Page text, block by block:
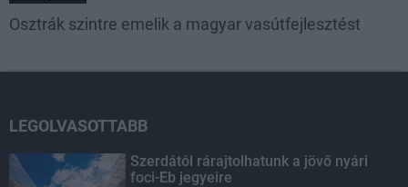
Osztrák szintre emelik a magyar vasútfejlesztést
LEGOLVASOTTABB
Szerdától rárajtolhatunk a jövő nyári
foci-Eb jegyeire